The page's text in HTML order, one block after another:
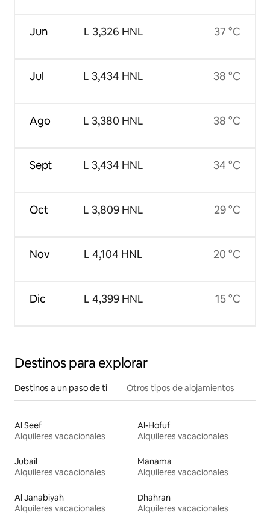
Jun
Jul
Ago
Sept
Oct
Nov
Dic
L 3,326 HNL
L 3,434 HNL
L 3,380 HNL
L 3,434 HNL
L 3,809 HNL
L 4,104 HNL
L 4,399 HNL
37 °C
38 °C
38 °C
34 °C
29 °C
20 °C
15 °C
Destinos para explorar
Destinos a un paso de ti Otros tipos de alojamientos
Al Seef
Alquileres vacacionales
Al-Hofuf
Alquileres vacacionales
Jubail
Alquileres vacacionales
Manama
Alquileres vacacionales
Al Janabiyah
Alquileres vacacionales
Dhahran
Alquileres vacacionales